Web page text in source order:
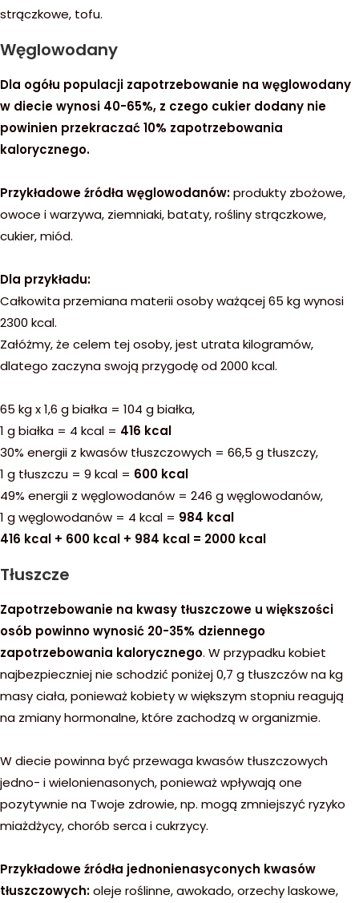
strączkowe, tofu.
Węglowodany
Dla ogółu populacji zapotrzebowanie na węglowodany
w diecie wynosi 40-65%, z czego cukier dodany nie
powinien przekraczać 10% zapotrzebowania
kalorycznego.
Przykładowe źródła węglowodanów:produkty zbożowe,
owoce i warzywa, ziemniaki, bataty, rośliny strączkowe,
cukier, miód.
Dla przykładu:
Całkowita przemiana materii osoby ważącej 65 kg wynosi
2300 kcal.
Załóżmy, że celem tej osoby, jest utrata kilogramów,
dlatego zaczyna swoją przygodę od 2000 kcal.
65 kg x 1,6 g białka = 104 g białka,
1 g białka = 4 kcal = 416 kcal
30% energii z kwasów tłuszczowych = 66,5 g tłuszczy,
1 g tłuszczu = 9 kcal = 600 kcal
49% energii z węglowodanów = 246 g węglowodanów,
1 g węglowodanów = 4 kcal = 984 kcal
416 kcal + 600 kcal + 984 kcal = 2000 kcal
Tłuszcze
Zapotrzebowanie na kwasy tłuszczowe u większości
osób powinno wynosić 20-35% dziennego
zapotrzebowania kalorycznego. W przypadku kobiet
najbezpieczniej nie schodzić́ poniżej 0,7 g tłuszczów na kg
masy ciała, ponieważ kobiety w większym stopniu reagują
na zmiany hormonalne, które zachodzą w organizmie.
W diecie powinna być przewaga kwasów tłuszczowych
jedno- i wielonienasonych, ponieważ wpływają one
pozytywnie na Twoje zdrowie, np. mogą zmniejszyć ryzyko
miażdżycy, chorób serca i cukrzycy.
Przykładowe źródła jednonienasyconych kwasów
tłuszczowych:oleje roślinne, awokado, orzechy laskowe,